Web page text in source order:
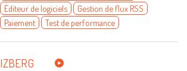
Éditeur de logiciels
Gestion de flux RSS
Paiement
Test de performance
IZBERG